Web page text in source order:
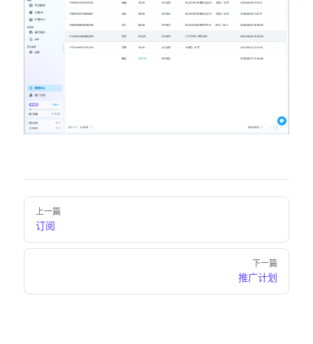
Pager
上一篇
订阅
下一篇
推广计划